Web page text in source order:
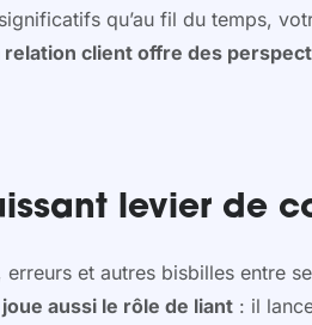
qu’au fil du temps,
relation client offre des
levier de
et autres bisbilles entre
joue aussi le rôle de liant : il